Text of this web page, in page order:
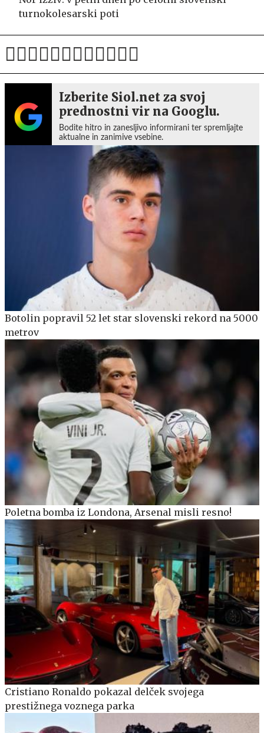
turnokolesarski poti
Izberite Siol.net za svoj
prednostni vir na Googlu.
Bodite hitro in zanesljivo informirani ter spremljajte
aktualne in zanimive vsebine.
Botolin popravil 52 let star slovenski rekord na 5000
metrov
Poletna bomba iz Londona, Arsenal misli resno!
Cristiano Ronaldo pokazal delček svojega
prestižnega voznega parka